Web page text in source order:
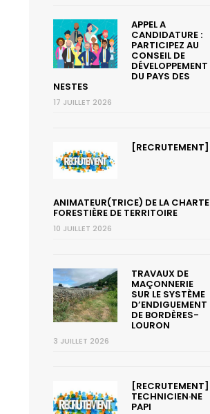
APPEL A
CANDIDATURE :
PARTICIPEZ AU
CONSEIL DE
DÉVELOPPEMENT
DU PAYS DES
NESTES
17 JUILLET 2026
[RECRUTEMENT]
ANIMATEUR(TRICE) DE LA CHARTE
FORESTIÈRE DE TERRITOIRE
10 JUILLET 2026
TRAVAUX DE
MAÇONNERIE
SUR LE SYSTÈME
D’ENDIGUEMENT
DE BORDÈRES-
LOURON
3 JUILLET 2026
[RECRUTEMENT]
TECHNICIEN·NE
PAPI